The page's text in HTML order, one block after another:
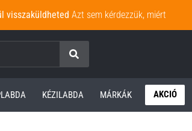
visszaküldheted Azt sem kérdezzük, miért
Keresés
KÉZILABDA MÁRKÁK AKCIÓ